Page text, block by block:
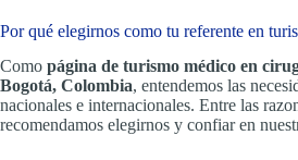
Por qué elegirnos como tu referente en
Como página de turismo médico en
Bogotá, Colombia, entendemos las
nacionales e internacionales. Entre las
recomendamos elegirnos y confiar en